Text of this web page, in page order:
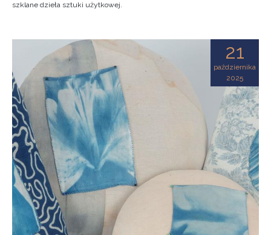
szklane dzieła sztuki użytkowej.
21
października
2025